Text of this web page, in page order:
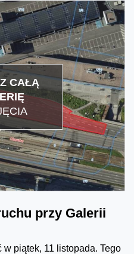
CAŁĄ
przy Galerii
piątek, 11 listopada. Tego